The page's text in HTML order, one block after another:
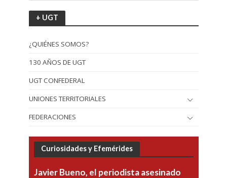
+ UGT
¿QUIÉNES SOMOS?
130 AÑOS DE UGT
UGT CONFEDERAL
UNIONES TERRITORIALES
FEDERACIONES
Curiosidades y Efemérides
Javier Bueno, el periodista asesinado